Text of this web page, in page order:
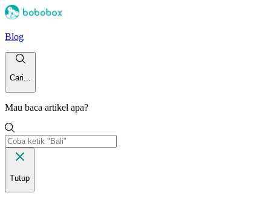
Blog
Cari...
Mau baca artikel apa?
Tutup